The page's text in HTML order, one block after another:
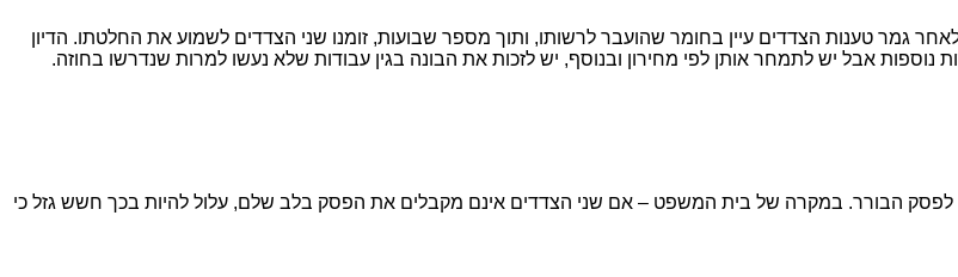
טענות הצדדים עיין בחומר שהועבר לרשותו, ותוך מספר שבועות, זומנו שני הצדדים לשמוע את החלטתו. הדיון
אבל יש לתמחר אותן לפי מחירון ובנוסף, יש לזכות את הבונה בגין עבודות שלא נעשו למרות שנדרשו בחוזה.
לפסק הבורר. במקרה של בית המשפט – אם שני הצדדים אינם מקבלים את הפסק בלב שלם, עלול להיות בכך חשש גזל כי